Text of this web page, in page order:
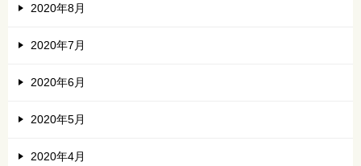
2020年8月
2020年7月
2020年6月
2020年5月
2020年4月